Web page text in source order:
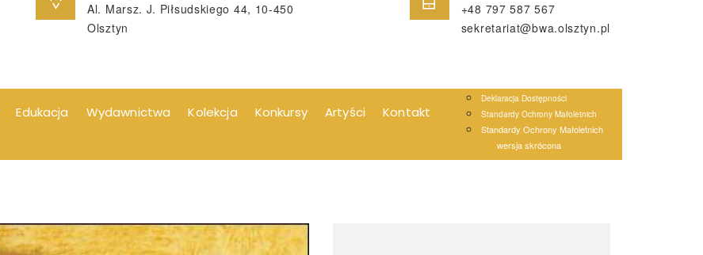
Al. Marsz. J. Piłsudskiego 44, 10-450
Olsztyn
+48 797 587 567
sekretariat@bwa.olsztyn.pl
Edukacja Wydawnictwa Kolekcja Konkursy Artyści Kontakt
Deklaracja Dostępności
Standardy Ochrony Małoletnich
Standardy Ochrony Małoletnich
wersja skrócona